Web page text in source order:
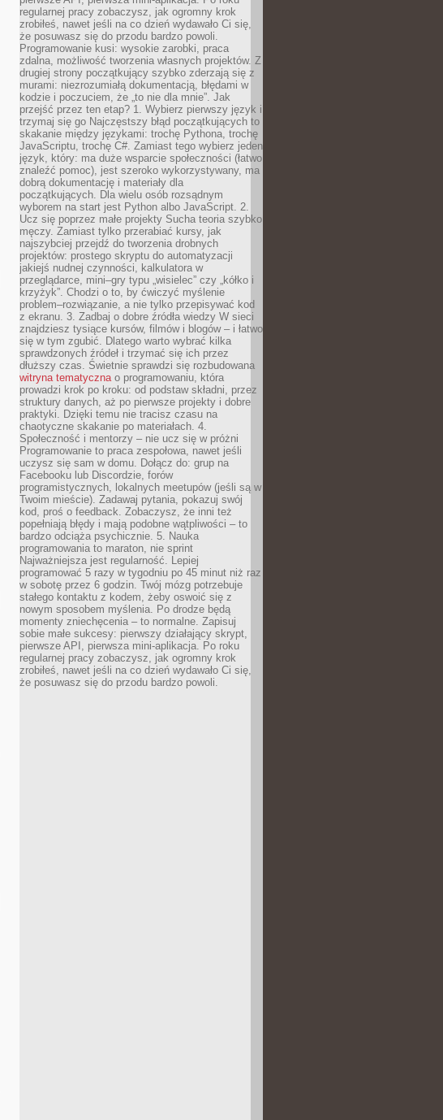
regularnej pracy zobaczysz, jak ogromny krok
zrobiłeś, nawet jeśli na co dzień wydawało Ci się,
że posuwasz się do przodu bardzo powoli.
Programowanie kusi: wysokie zarobki, praca
zdalna, możliwość tworzenia własnych projektów. Z
drugiej strony początkujący szybko zderzają się z
murami: niezrozumiałą dokumentacją, błędami w
kodzie i poczuciem, że „to nie dla mnie”. Jak
przejść przez ten etap? 1. Wybierz pierwszy język i
trzymaj się go Najczęstszy błąd początkujących to
skakanie między językami: trochę Pythona, trochę
JavaScriptu, trochę C#. Zamiast tego wybierz jeden
język, który: ma duże wsparcie społeczności (łatwo
znaleźć pomoc), jest szeroko wykorzystywany, ma
dobrą dokumentację i materiały dla
początkujących. Dla wielu osób rozsądnym
wyborem na start jest Python albo JavaScript. 2.
Ucz się poprzez małe projekty Sucha teoria szybko
męczy. Zamiast tylko przerabiać kursy, jak
najszybciej przejdź do tworzenia drobnych
projektów: prostego skryptu do automatyzacji
jakiejś nudnej czynności, kalkulatora w
przeglądarce, mini–gry typu „wisielec” czy „kółko i
krzyżyk”. Chodzi o to, by ćwiczyć myślenie
problem–rozwiązanie, a nie tylko przepisywać kod
z ekranu. 3. Zadbaj o dobre źródła wiedzy W sieci
znajdziesz tysiące kursów, filmów i blogów – i łatwo
się w tym zgubić. Dlatego warto wybrać kilka
sprawdzonych źródeł i trzymać się ich przez
dłuższy czas. Świetnie sprawdzi się rozbudowana
witryna tematycznao programowaniu, która
prowadzi krok po kroku: od podstaw składni, przez
struktury danych, aż po pierwsze projekty i dobre
praktyki. Dzięki temu nie tracisz czasu na
chaotyczne skakanie po materiałach. 4.
Społeczność i mentorzy – nie ucz się w próżni
Programowanie to praca zespołowa, nawet jeśli
uczysz się sam w domu. Dołącz do: grup na
Facebooku lub Discordzie, forów
programistycznych, lokalnych meetupów (jeśli są w
Twoim mieście). Zadawaj pytania, pokazuj swój
kod, proś o feedback. Zobaczysz, że inni też
popełniają błędy i mają podobne wątpliwości – to
bardzo odciąża psychicznie. 5. Nauka
programowania to maraton, nie sprint
Najważniejsza jest regularność. Lepiej
programować 5 razy w tygodniu po 45 minut niż raz
w sobotę przez 6 godzin. Twój mózg potrzebuje
stałego kontaktu z kodem, żeby oswoić się z
nowym sposobem myślenia. Po drodze będą
momenty zniechęcenia – to normalne. Zapisuj
sobie małe sukcesy: pierwszy działający skrypt,
pierwsze API, pierwsza mini-aplikacja. Po roku
regularnej pracy zobaczysz, jak ogromny krok
zrobiłeś, nawet jeśli na co dzień wydawało Ci się,
że posuwasz się do przodu bardzo powoli.